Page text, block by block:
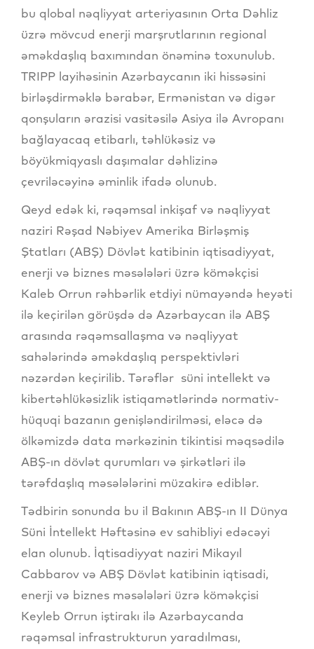
bu qlobal nəqliyyat arteriyasının Orta Dəhliz
üzrə mövcud enerji marşrutlarının regional
əməkdaşlıq baxımından önəminə toxunulub.
TRIPP layihəsinin Azərbaycanın iki hissəsini
birləşdirməklə bərabər, Ermənistan və digər
qonşuların ərazisi vasitəsilə Asiya ilə Avropanı
bağlayacaq etibarlı, təhlükəsiz və
böyükmiqyaslı daşımalar dəhlizinə
çevriləcəyinə əminlik ifadə olunub.
Qeyd edək ki, rəqəmsal inkişaf və nəqliyyat
naziri Rəşad Nəbiyev Amerika Birləşmiş
Ştatları (ABŞ) Dövlət katibinin iqtisadiyyat,
enerji və biznes məsələləri üzrə köməkçisi
Kaleb Orrun rəhbərlik etdiyi nümayəndə heyəti
ilə keçirilən görüşdə də Azərbaycan ilə ABŞ
arasında rəqəmsallaşma və nəqliyyat
sahələrində əməkdaşlıq perspektivləri
nəzərdən keçirilib. Tərəflər süni intellekt və
kibertəhlükəsizlik istiqamətlərində normativ-
hüquqi bazanın genişləndirilməsi, eləcə də
ölkəmizdə data mərkəzinin tikintisi məqsədilə
ABŞ-ın dövlət qurumları və şirkətləri ilə
tərəfdaşlıq məsələlərini müzakirə ediblər.
Tədbirin sonunda bu il Bakının ABŞ-ın II Dünya
Süni İntellekt Həftəsinə ev sahibliyi edəcəyi
elan olunub. İqtisadiyyat naziri Mikayıl
Cabbarov və ABŞ Dövlət katibinin iqtisadi,
enerji və biznes məsələləri üzrə köməkçisi
Keyleb Orrun iştirakı ilə Azərbaycanda
rəqəmsal infrastrukturun yaradılması,